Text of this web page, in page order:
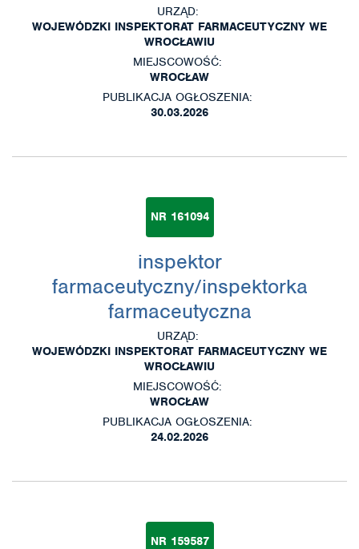
URZĄD:
WOJEWÓDZKI INSPEKTORAT FARMACEUTYCZNY WE
WROCŁAWIU
MIEJSCOWOŚĆ:
WROCŁAW
PUBLIKACJA OGŁOSZENIA:
30.03.2026
NR 161094
inspektor
farmaceutyczny/inspektorka
farmaceutyczna
URZĄD:
WOJEWÓDZKI INSPEKTORAT FARMACEUTYCZNY WE
WROCŁAWIU
MIEJSCOWOŚĆ:
WROCŁAW
PUBLIKACJA OGŁOSZENIA:
24.02.2026
NR 159587